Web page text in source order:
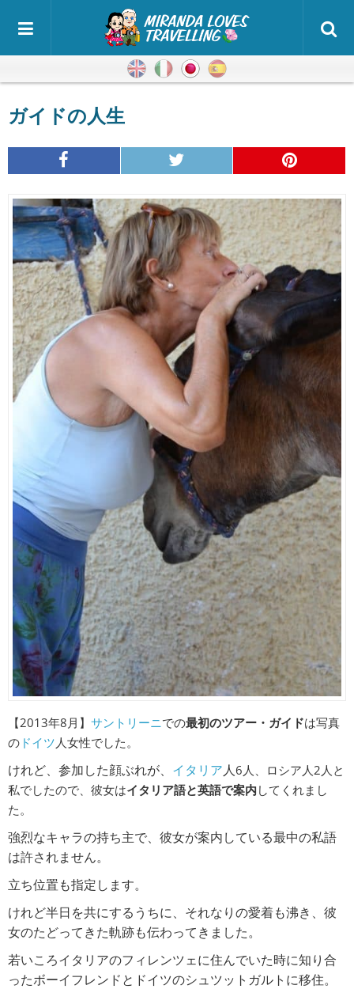
英語 イタリア語
日本語
ガイドの人生
【2013年8月】 サントリーニでの最初のツアー・ガイドは写真
の ドイツ 人女性でした。
けれど、参加した顔ぶれが、 イタリア人6 人、ロシア人 2 人と
私でしたので、彼女はイタリア語と英語で案内 してくれまし
た。
強烈なキャラの持ち主で、彼女が案内している最中の私語
は許されません。
立ち位置も指定します。
けれど半日を共にするうちに、それなりの愛着も沸き、彼
女のたどってきた軌跡も伝わってきました。
若いころイタリアのフィレンツェに住んでいた時に知り合
ったボーイフレンドとドイツのシュツットガルトに移住。